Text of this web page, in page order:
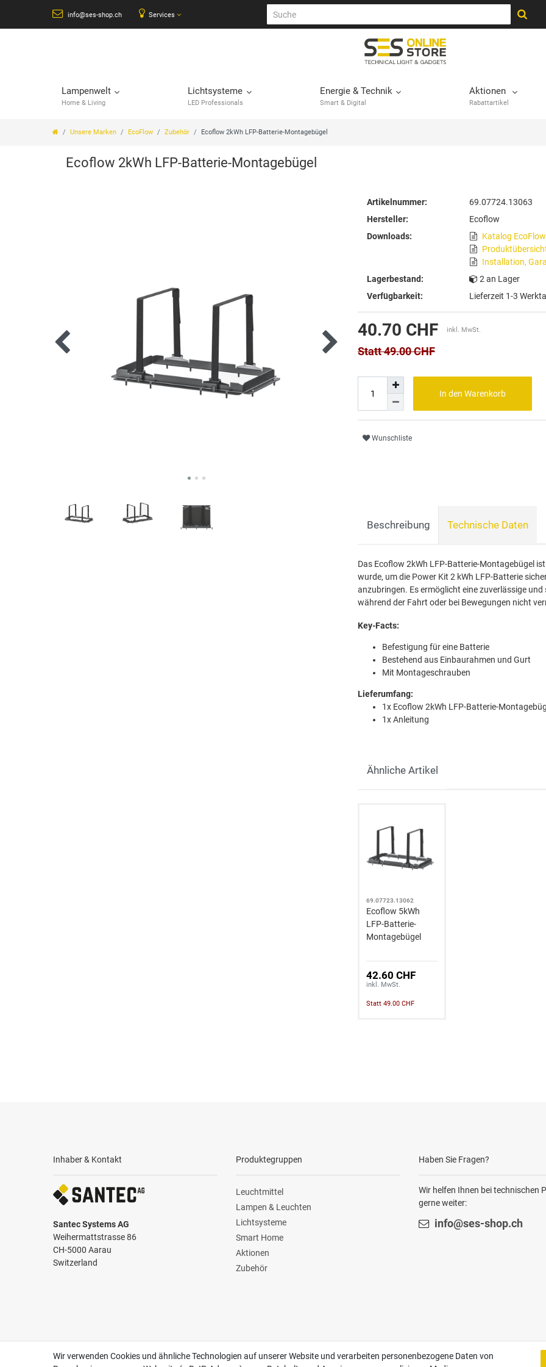
info@ses-shop.ch Services
Lampenwelt
Home & Living
Lichtsysteme
LED Professionals
Energie & Technik
Smart & Digital
Aktionen
Rabattartikel
Unsere Marken EcoFlow Zubehör Ecoflow 2kWh LFP-Batterie-Montagebügel
Ecoflow 2kWh LFP-Batterie-Montagebügel
Artikelnummer:
69.07724.13063
Hersteller:
Ecoflow
Downloads:
Katalog EcoFlow
Installation,
Lagerbestand:
2 an Lager
Verfügbarkeit:
Lieferzeit 1-3
Statt 49.00 CHF
40.70 CHF inkl. MwSt.
In den Warenkorb
Wunschliste
Beschreibung Technische Daten
Das Ecoflow 2kWh LFP-Batterie-Montagebügel
wurde, um die Power Kit 2 kWh LFP-Batterie
anzubringen. Es ermöglicht eine zuverlässige
während der Fahrt oder bei Bewegungen nicht
Key-Facts:
Befestigung für eine Batterie
Bestehend aus Einbaurahmen und Gurt
Mit Montageschrauben
Lieferumfang:
1x Ecoflow 2kWh LFP-
1x Anleitung
Ähnliche Artikel
69.07723.13062
Ecoflow 5kWh
LFP-Batterie-
Montagebügel
42.60 CHF
inkl. MwSt.
Statt 49.00 CHF
Inhaber & Kontakt
Santec Systems AG
Weihermattstrasse 86
CH-5000 Aarau
Switzerland
Produktegruppen
Leuchtmittel
Lampen & Leuchten
Lichtsysteme
Smart Home
Aktionen
Zubehör
Haben Sie Fragen?
Wir helfen Ihnen bei technischen
gerne weiter:
info@ses-shop.ch
Wir verwenden Cookies und ähnliche Technologien auf unserer Website und verarbeiten personenbezogene Daten von